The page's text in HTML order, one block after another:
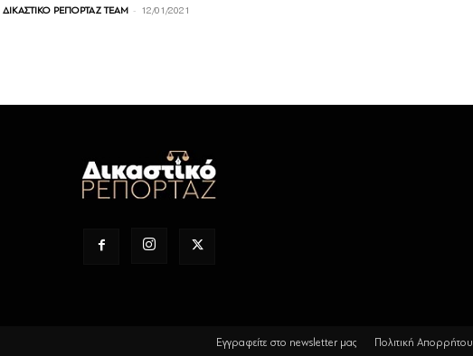
ΔΙΚΑΣΤΙΚΟ ΡΕΠΟΡΤΑΖ TEAM - 12/01/2021
Εγγραφείτε στο newsletter μας Πολιτική Απορρήτου